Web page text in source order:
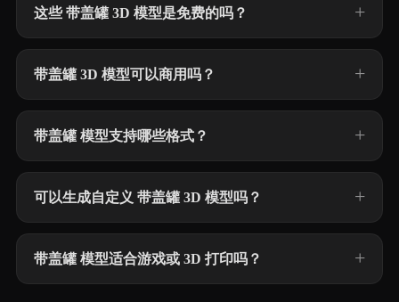
这些 带盖罐 3D 模型是免费的吗？
带盖罐 3D 模型可以商用吗？
带盖罐 模型支持哪些格式？
可以生成自定义 带盖罐 3D 模型吗？
带盖罐 模型适合游戏或 3D 打印吗？